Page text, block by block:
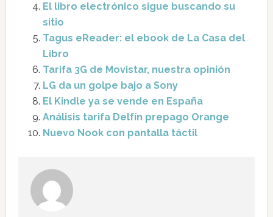
El libro electrónico sigue buscando su
sitio
Tagus eReader: el ebook de La Casa del
Libro
Tarifa 3G de Movistar, nuestra opinión
LG da un golpe bajo a Sony
El Kindle ya se vende en España
Análisis tarifa Delfín prepago Orange
Nuevo Nook con pantalla táctil